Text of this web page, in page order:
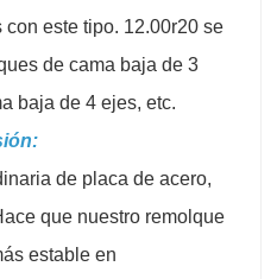
este tipo. 12.00r20 se
de cama baja de 3
baja de 4 ejes, etc.
de placa de acero,
que nuestro remolque
estable en